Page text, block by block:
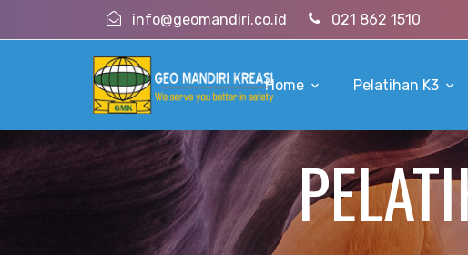
info@geomandiri.co.id 021 862 1510
Home Pelatihan K3